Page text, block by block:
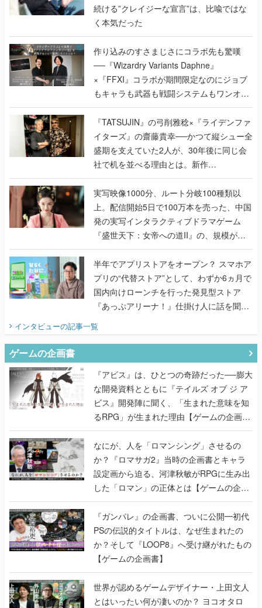
続ける”クレイジーな宣言”は、比喩ではな
く本気だった
作り込みのすさまじさにコラボ先も驚嘆
──『Wizardry Variants Daphne』
×『FFXI』コラボが期間限定なのにジョブ
もキャラも武器も戦闘システムもワンオフ
で作り込まれた理由を両ディレクターに聞
く
『TATSUJIN』の弓削雅稔×『ライデンファ
イターズ』の齋藤貴幸──かつて縦シュー全
盛期を支えていた2人が、30年後に同じ会
社で机を並べる理由とは。新作
『TATSUJIN EXTREME』で初タッグを組
んだレジェンド2人に訊く開発秘話
実写映像1000分、ルート分岐100種類以
上。配信開始5日で100万本を売った、中国
発の実写インタラクティブドラマゲーム
『盛世天下：女帝への道II』の、規模が違
うこだわりをプロデューサーに聞いた
半年でアプリストアをオープン？ スマホア
プリの“代替ストア”として、わずか6ヵ月で
国内向けローンチを行った発見型ストア
『あっぷアリーナ！』仕掛け人に話を聞い
インタビューの記事一覧
ゲームの企画書
『アビス』は、ひとつの奇跡だった──膨大
な開発資料とともに『テイルズ オブ ジ ア
ビス』開発陣に聞く、「生まれた意味を知
るRPG」が生まれた理由【ゲームの企画
書】
なにが、人を「ロマンシング」させるの
か？『ロマサガ2』当時の企画書とキャラ
設定画から迫る、河津秋敏がRPGに生み出
した「ロマン」の正体とは【ゲームの企画
書】
『ガンパレ』の企画書、ついに公開━初代
PSの伝説的タイトルは、なぜ生まれたの
か？そして『LOOP8』へ受け継がれたもの
【ゲームの企画書】
世界が認めるゲームデザイナー・上田文人
とはいったい何が凄いのか？ ヨコオタロ